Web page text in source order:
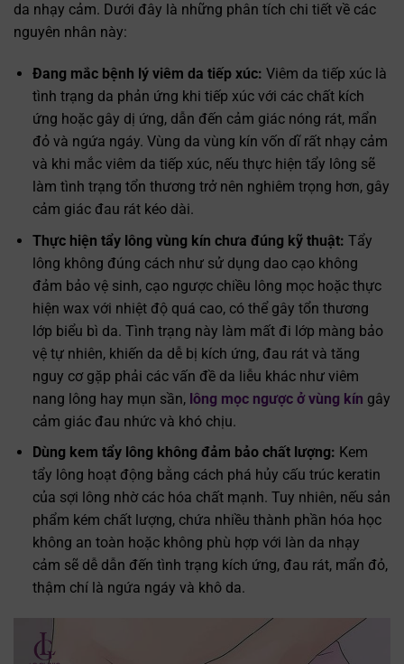
da nhạy cảm. Dưới đây là những phân tích chi tiết về các
nguyên nhân này:
Đang mắc bệnh lý viêm da tiếp xúc: Viêm da tiếp xúc là
tình trạng da phản ứng khi tiếp xúc với các chất kích
ứng hoặc gây dị ứng, dẫn đến cảm giác nóng rát, mẩn
đỏ và ngứa ngáy. Vùng da vùng kín vốn dĩ rất nhạy cảm
và khi mắc viêm da tiếp xúc, nếu thực hiện tẩy lông sẽ
làm tình trạng tổn thương trở nên nghiêm trọng hơn, gây
cảm giác đau rát kéo dài.
Thực hiện tẩy lông vùng kín chưa đúng kỹ thuật: Tẩy
lông không đúng cách như sử dụng dao cạo không
đảm bảo vệ sinh, cạo ngược chiều lông mọc hoặc thực
hiện wax với nhiệt độ quá cao, có thể gây tổn thương
lớp biểu bì da. Tình trạng này làm mất đi lớp màng bảo
vệ tự nhiên, khiến da dễ bị kích ứng, đau rát và tăng
nguy cơ gặp phải các vấn đề da liễu khác như viêm
nang lông hay mụn sần, lông mọc ngược ở vùng kín gây
cảm giác đau nhức và khó chịu.
Dùng kem tẩy lông không đảm bảo chất lượng: Kem
tẩy lông hoạt động bằng cách phá hủy cấu trúc keratin
của sợi lông nhờ các hóa chất mạnh. Tuy nhiên, nếu sản
phẩm kém chất lượng, chứa nhiều thành phần hóa học
không an toàn hoặc không phù hợp với làn da nhạy
cảm sẽ dễ dẫn đến tình trạng kích ứng, đau rát, mẩn đỏ,
thậm chí là ngứa ngáy và khô da.